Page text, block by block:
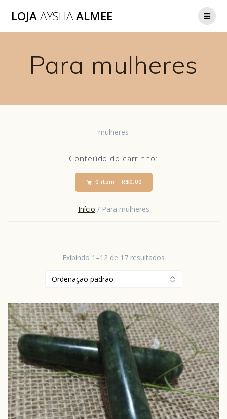
LOJAAYSHAALMEE
Para mulheres
mulheres
Conteúdo do carrinho:
0 item - R$0,00
Início / Para mulheres
Exibindo 1–12 de 17 resultados